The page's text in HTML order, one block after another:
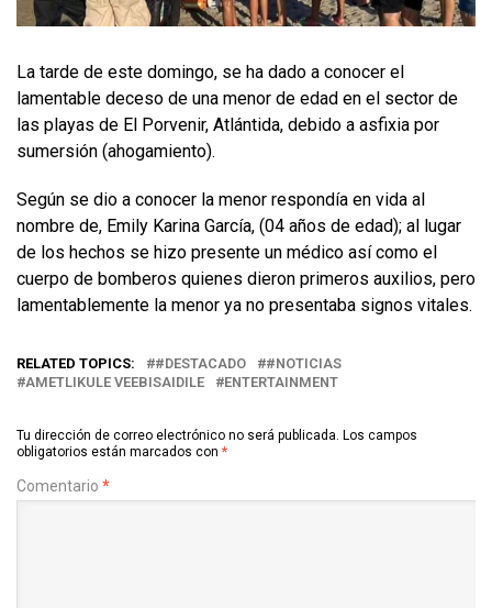
La tarde de este domingo, se ha dado a conocer el
lamentable deceso de una menor de edad en el sector de
las playas de El Porvenir, Atlántida, debido a asfixia por
sumersión (ahogamiento).
Según se dio a conocer la menor respondía en vida al
nombre de, Emily Karina García, (04 años de edad); al lugar
de los hechos se hizo presente un médico así como el
cuerpo de bomberos quienes dieron primeros auxilios, pero
lamentablemente la menor ya no presentaba signos vitales.
RELATED TOPICS: #DESTACADO
#NOTICIAS
AMETLIKULE VEEBISAIDILE
ENTERTAINMENT
Tu dirección de correo electrónico no será publicada. Los campos
obligatorios están marcados con *
Comentario *